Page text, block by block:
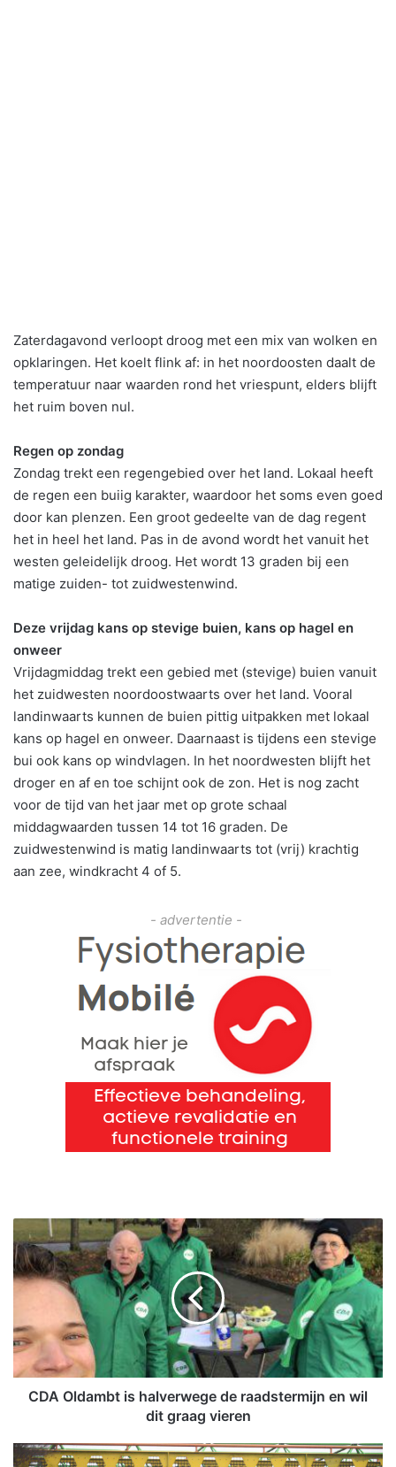
Zaterdagavond verloopt droog met een mix van wolken en
opklaringen. Het koelt flink af: in het noordoosten daalt de
temperatuur naar waarden rond het vriespunt, elders blijft
het ruim boven nul.
Regen op zondag
Zondag trekt een regengebied over het land. Lokaal heeft
de regen een buiig karakter, waardoor het soms even goed
door kan plenzen. Een groot gedeelte van de dag regent
het in heel het land. Pas in de avond wordt het vanuit het
westen geleidelijk droog. Het wordt 13 graden bij een
matige zuiden- tot zuidwestenwind.
Deze vrijdag kans op stevige buien, kans op hagel en
onweer
Vrijdagmiddag trekt een gebied met (stevige) buien vanuit
het zuidwesten noordoostwaarts over het land. Vooral
landinwaarts kunnen de buien pittig uitpakken met lokaal
kans op hagel en onweer. Daarnaast is tijdens een stevige
bui ook kans op windvlagen. In het noordwesten blijft het
droger en af en toe schijnt ook de zon. Het is nog zacht
voor de tijd van het jaar met op grote schaal
middagwaarden tussen 14 tot 16 graden. De
zuidwestenwind is matig landinwaarts tot (vrij) krachtig
aan zee, windkracht 4 of 5.
- advertentie -
C
D
A
O
a
m
b
h
CDA Oldambt is halverwege de raadstermijn en wil
dit graag vieren
S